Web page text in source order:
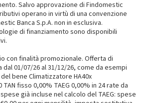
Salvo approvazione di Findomestic
operano in virtù di una convenzione
Banca S.p.A. non in esclusiva.
di finanziamento sono disponibili
con finalità promozionale. Offerta di
01/07/26 al 31/12/26, come da esempi
bene Climatizzatore HA40x
fisso 0,00% TAEG 0,00% in 24 rate da
già incluse nel calcolo del TAEG: spese